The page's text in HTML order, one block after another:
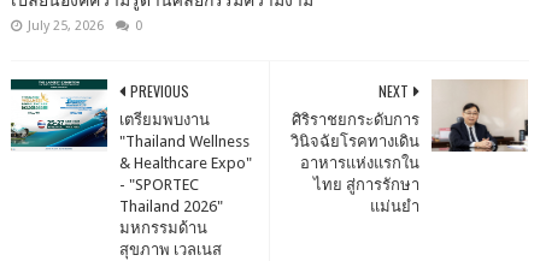
July 25, 2026 0
NEXT
ศิริราชยกระดับการ
วินิจฉัยโรคทางเดิน
อาหารแห่งแรกใน
ไทย​ สู่การรักษา
แม่นยำ
PREVIOUS
เตรียมพบงาน
"Thailand Wellness
& Healthcare Expo"
- "SPORTEC
Thailand 2026"
มหกรรมด้าน
สุขภาพ เวลเนส